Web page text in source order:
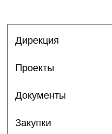
Дирекция
Проекты
Документы
Закупки